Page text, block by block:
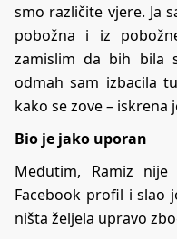
smo različite vjere. Ja
pobožna i iz
zamislim da bih bila
odmah sam izbacila
kako se zove – iskrena
Bio je jako uporan
Međutim, Ramiz nije
Facebook profil i slao
ništa željela upravo